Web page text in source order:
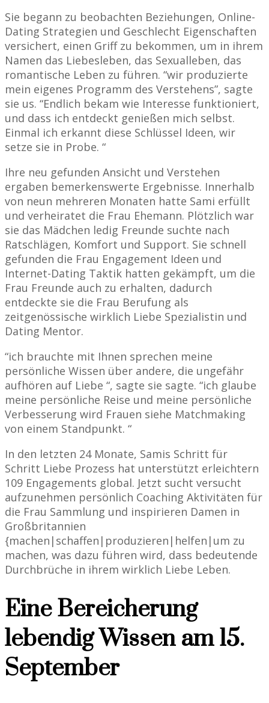
Sie begann zu beobachten Beziehungen, Online-
Dating Strategien und Geschlecht Eigenschaften
versichert, einen Griff zu bekommen, um in ihrem
Namen das Liebesleben, das Sexualleben, das
romantische Leben zu führen. “wir produzierte
mein eigenes Programm des Verstehens”, sagte
sie us. “Endlich bekam wie Interesse funktioniert,
und dass ich entdeckt genießen mich selbst.
Einmal ich erkannt diese Schlüssel Ideen, wir
setze sie in Probe. “
Ihre neu gefunden Ansicht und Verstehen
ergaben bemerkenswerte Ergebnisse. Innerhalb
von neun mehreren Monaten hatte Sami erfüllt
und verheiratet die Frau Ehemann. Plötzlich war
sie das Mädchen ledig Freunde suchte nach
Ratschlägen, Komfort und Support. Sie schnell
gefunden die Frau Engagement Ideen und
Internet-Dating Taktik hatten gekämpft, um die
Frau Freunde auch zu erhalten, dadurch
entdeckte sie die Frau Berufung als
zeitgenössische wirklich Liebe Spezialistin und
Dating Mentor.
“ich brauchte mit Ihnen sprechen meine
persönliche Wissen über andere, die ungefähr
aufhören auf Liebe “, sagte sie sagte. “ich glaube
meine persönliche Reise und meine persönliche
Verbesserung wird Frauen siehe Matchmaking
von einem Standpunkt. “
In den letzten 24 Monate, Samis Schritt für
Schritt Liebe Prozess hat unterstützt erleichtern
109 Engagements global. Jetzt sucht versucht
aufzunehmen persönlich Coaching Aktivitäten für
die Frau Sammlung und inspirieren Damen in
Großbritannien
{machen|schaffen|produzieren|helfen|um zu
machen, was dazu führen wird, dass bedeutende
Durchbrüche in ihrem wirklich Liebe Leben.
Eine Bereicherung
lebendig Wissen am 15.
September